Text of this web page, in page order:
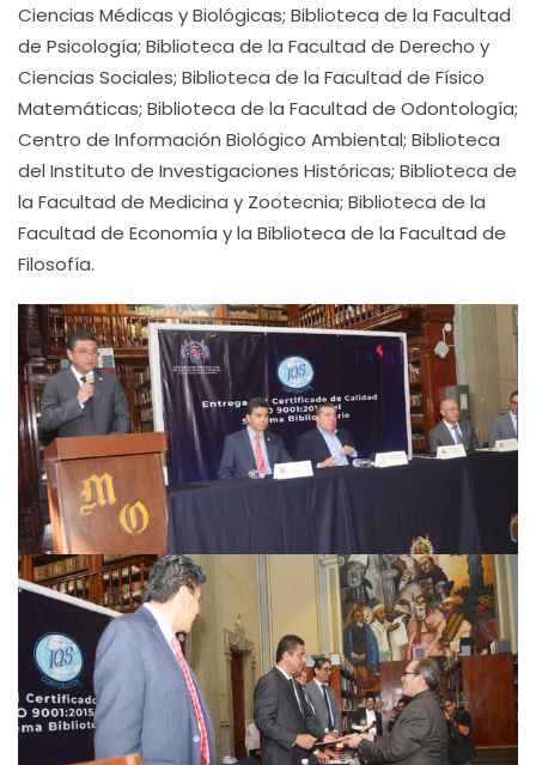
Ciencias Médicas y Biológicas; Biblioteca de la Facultad
de Psicología; Biblioteca de la Facultad de Derecho y
Ciencias Sociales; Biblioteca de la Facultad de Físico
Matemáticas; Biblioteca de la Facultad de Odontología;
Centro de Información Biológico Ambiental; Biblioteca
del Instituto de Investigaciones Históricas; Biblioteca de
la Facultad de Medicina y Zootecnia; Biblioteca de la
Facultad de Economía y la Biblioteca de la Facultad de
Filosofía.